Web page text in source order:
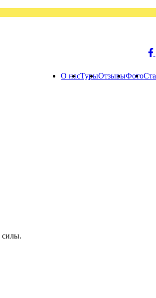
О насТурыОтзывыФото
силы.